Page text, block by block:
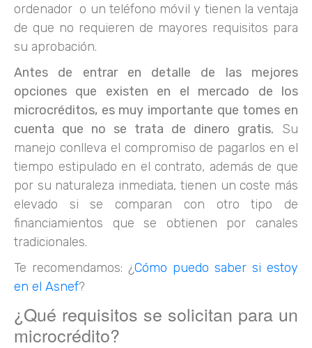
ordenador o un teléfono móvil y tienen la ventaja
de que no requieren de mayores requisitos para
su aprobación.
Antes de entrar en detalle de las mejores
opciones que existen en el mercado de los
microcréditos, es muy importante que tomes en
cuenta que no se trata de dinero gratis. Su
manejo conlleva el compromiso de pagarlos en el
tiempo estipulado en el contrato, además de que
por su naturaleza inmediata, tienen un coste más
elevado si se comparan con otro tipo de
financiamientos que se obtienen por canales
tradicionales.
Te recomendamos: ¿Cómo puedo saber si estoy
en el Asnef?
¿Qué requisitos se solicitan para un
microcrédito?